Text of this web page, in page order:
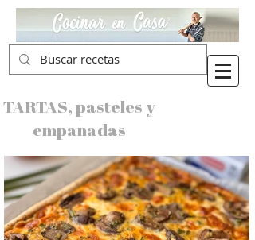
TARTAS, pasteles y
empanadas